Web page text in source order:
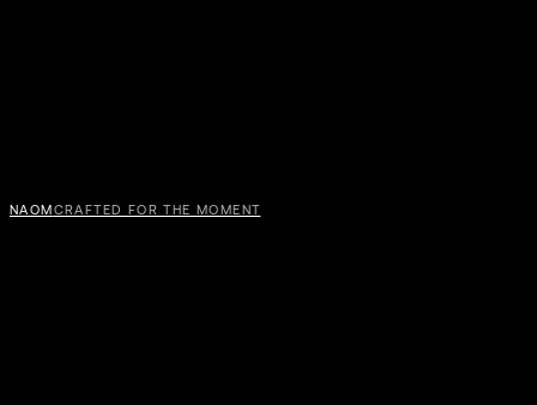
NAOM CRAFTED FOR THE MOMENT